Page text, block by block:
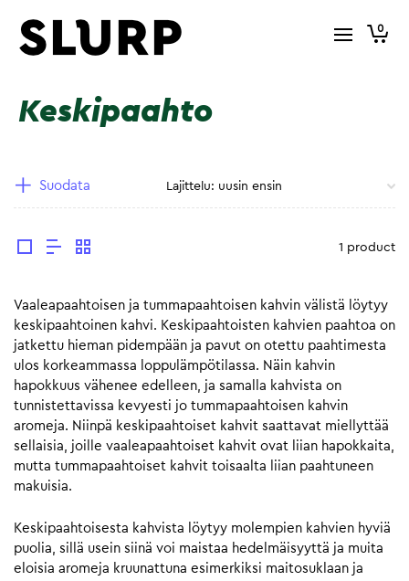
0
Keskipaahto
Suodata
1 product
Vaaleapaahtoisen ja tummapaahtoisen kahvin välistä löytyy
keskipaahtoinen kahvi. Keskipaahtoisten kahvien paahtoa on
jatkettu hieman pidempään ja pavut on otettu paahtimesta
ulos korkeammassa loppulämpötilassa. Näin kahvin
hapokkuus vähenee edelleen, ja samalla kahvista on
tunnistettavissa kevyesti jo tummapaahtoisen kahvin
aromeja. Niinpä keskipaahtoiset kahvit saattavat miellyttää
sellaisia, joille vaaleapaahtoiset kahvit ovat liian hapokkaita,
mutta tummapaahtoiset kahvit toisaalta liian paahtuneen
makuisia.
Keskipaahtoisesta kahvista löytyy molempien kahvien hyviä
puolia, sillä usein siinä voi maistaa hedelmäisyyttä ja muita
eloisia aromeja kruunattuna esimerkiksi maitosuklaan ja